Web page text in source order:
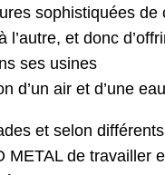
sophistiquées
et donc
ses usines
d’un air et d’une
et selon
de travailler